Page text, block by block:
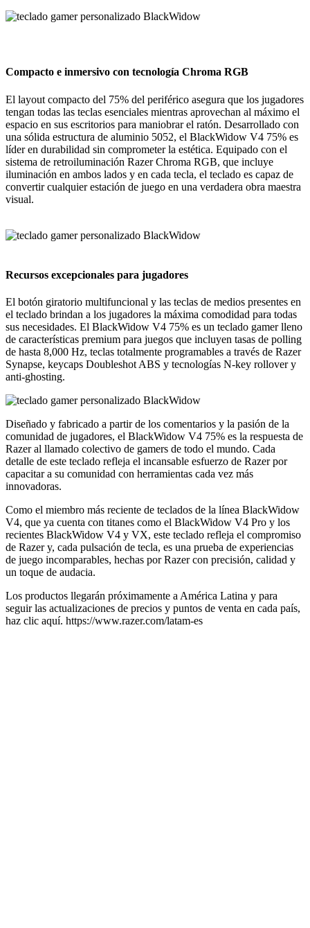
Compacto e inmersivo con tecnología Chroma RGB
El layout compacto del 75% del periférico asegura que los jugadores
tengan todas las teclas esenciales mientras aprovechan al máximo el
espacio en sus escritorios para maniobrar el ratón. Desarrollado con
una sólida estructura de aluminio 5052, el BlackWidow V4 75% es
líder en durabilidad sin comprometer la estética. Equipado con el
sistema de retroiluminación Razer Chroma RGB, que incluye
iluminación en ambos lados y en cada tecla, el teclado es capaz de
convertir cualquier estación de juego en una verdadera obra maestra
visual.
Recursos excepcionales para jugadores
El botón giratorio multifuncional y las teclas de medios presentes en
el teclado brindan a los jugadores la máxima comodidad para todas
sus necesidades. El BlackWidow V4 75% es un teclado gamer lleno
de características premium para juegos que incluyen tasas de polling
de hasta 8,000 Hz, teclas totalmente programables a través de Razer
Synapse, keycaps Doubleshot ABS y tecnologías N-key rollover y
anti-ghosting.
Diseñado y fabricado a partir de los comentarios y la pasión de la
comunidad de jugadores, el BlackWidow V4 75% es la respuesta de
Razer al llamado colectivo de gamers de todo el mundo. Cada
detalle de este teclado refleja el incansable esfuerzo de Razer por
capacitar a su comunidad con herramientas cada vez más
innovadoras.
Como el miembro más reciente de teclados de la línea BlackWidow
V4, que ya cuenta con titanes como el BlackWidow V4 Pro y los
recientes BlackWidow V4 y VX, este teclado refleja el compromiso
de Razer y, cada pulsación de tecla, es una prueba de experiencias
de juego incomparables, hechas por Razer con precisión, calidad y
un toque de audacia.
Los productos llegarán próximamente a América Latina y para
seguir las actualizaciones de precios y puntos de venta en cada país,
haz clic aquí. https://www.razer.com/latam-es